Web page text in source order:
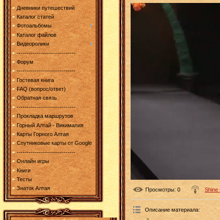
Дневники путешествий
Каталог статей
Фотоальбомы
Каталог файлов
Видеоролики
------------------------------
Форум
------------------------------
Гостевая книга
FAQ (вопрос/ответ)
Обратная связь
------------------------------
Прокладка маршрутов
Горный Алтай - Викимапия
Карты Горного Алтая
Спутниковые карты от Google
------------------------------
Онлайн игры
Книги
Тесты
Знаток Алтая
Просмотры: 0 Shine
Описание материала: